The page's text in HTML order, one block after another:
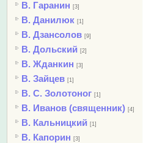
В. Гаранин [3]
В. Данилюк [1]
В. Дзансолов [9]
В. Дольский [2]
В. Жданкин [3]
В. Зайцев [1]
В. С. Золотоног [1]
В. Иванов (священник) [4]
В. Кальницкий [1]
В. Капорин [3]